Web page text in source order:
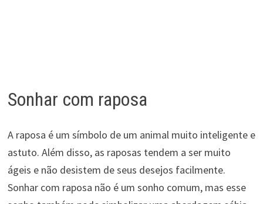
Sonhar com raposa
A raposa é um símbolo de um animal muito inteligente e
astuto. Além disso, as raposas tendem a ser muito
ágeis e não desistem de seus desejos facilmente.
Sonhar com raposa não é um sonho comum, mas esse